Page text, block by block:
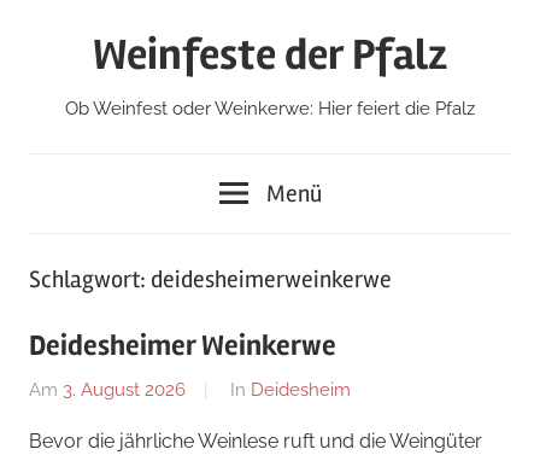
Weinfeste der Pfalz
Ob Weinfest oder Weinkerwe: Hier feiert die Pfalz
Menü
Schlagwort: deidesheimerweinkerwe
Deidesheimer Weinkerwe
Am 3. August 2026
Von
In Deidesheim
Bevor die jährliche Weinlese ruft und die Weingüter